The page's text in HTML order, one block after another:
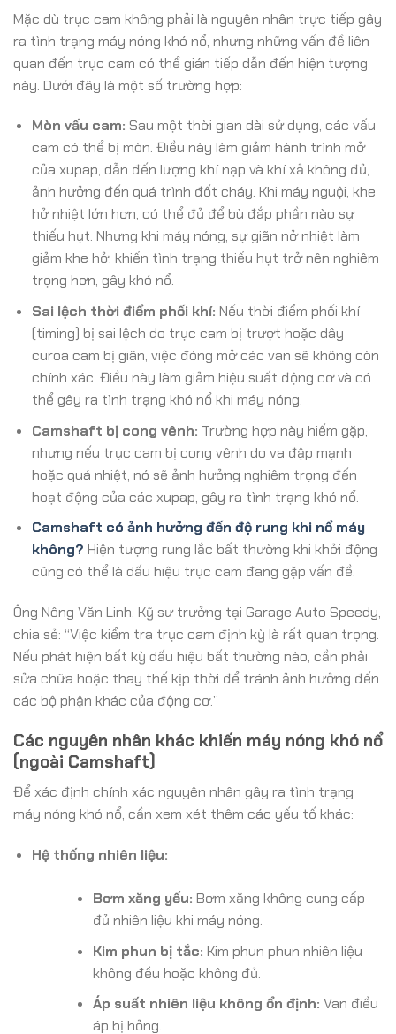
Mặc dù trục cam không phải là nguyên nhân trực tiếp gây
ra tình trạng máy nóng khó nổ, nhưng những vấn đề liên
quan đến trục cam có thể gián tiếp dẫn đến hiện tượng
này. Dưới đây là một số trường hợp:
Mòn vấu cam: Sau một thời gian dài sử dụng, các vấu
cam có thể bị mòn. Điều này làm giảm hành trình mở
của xupap, dẫn đến lượng khí nạp và khí xả không đủ,
ảnh hưởng đến quá trình đốt cháy. Khi máy nguội, khe
hở nhiệt lớn hơn, có thể đủ để bù đắp phần nào sự
thiếu hụt. Nhưng khi máy nóng, sự giãn nở nhiệt làm
giảm khe hở, khiến tình trạng thiếu hụt trở nên nghiêm
trọng hơn, gây khó nổ.
Sai lệch thời điểm phối khí: Nếu thời điểm phối khí
(timing) bị sai lệch do trục cam bị trượt hoặc dây
curoa cam bị giãn, việc đóng mở các van sẽ không còn
chính xác. Điều này làm giảm hiệu suất động cơ và có
thể gây ra tình trạng khó nổ khi máy nóng.
Camshaft bị cong vênh: Trường hợp này hiếm gặp,
nhưng nếu trục cam bị cong vênh do va đập mạnh
hoặc quá nhiệt, nó sẽ ảnh hưởng nghiêm trọng đến
hoạt động của các xupap, gây ra tình trạng khó nổ.
Camshaft có ảnh hưởng đến độ rung khi nổ máy
không? Hiện tượng rung lắc bất thường khi khởi động
cũng có thể là dấu hiệu trục cam đang gặp vấn đề.
Ông Nông Văn Linh, Kỹ sư trưởng tại Garage Auto Speedy,
chia sẻ: “Việc kiểm tra trục cam định kỳ là rất quan trọng.
Nếu phát hiện bất kỳ dấu hiệu bất thường nào, cần phải
sửa chữa hoặc thay thế kịp thời để tránh ảnh hưởng đến
các bộ phận khác của động cơ.”
Các nguyên nhân khác khiến máy nóng khó nổ
(ngoài Camshaft)
Để xác định chính xác nguyên nhân gây ra tình trạng
máy nóng khó nổ, cần xem xét thêm các yếu tố khác:
Hệ thống nhiên liệu:
Bơm xăng yếu: Bơm xăng không cung cấp
đủ nhiên liệu khi máy nóng.
Kim phun bị tắc: Kim phun phun nhiên liệu
không đều hoặc không đủ.
Áp suất nhiên liệu không ổn định: Van điều
áp bị hỏng.